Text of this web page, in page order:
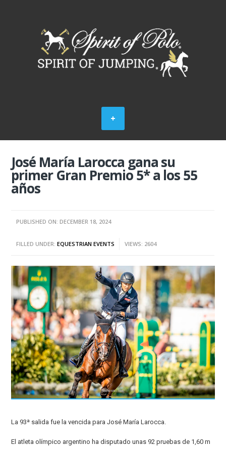
José María Larocca gana su
primer Gran Premio 5* a los 55
años
PUBLISHED ON: DECEMBER 18, 2024
FILLED UNDER:EQUESTRIAN EVENTS VIEWS: 2604
La 93ª salida fue la vencida para José María Larocca.
El atleta olímpico argentino ha disputado unas 92 pruebas de 1,60 m